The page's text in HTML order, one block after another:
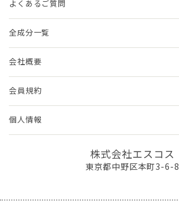
よくあるご質問
全成分一覧
会社概要
会員規約
個人情報
株式会社エスコス
東京都中野区本町3-6-8